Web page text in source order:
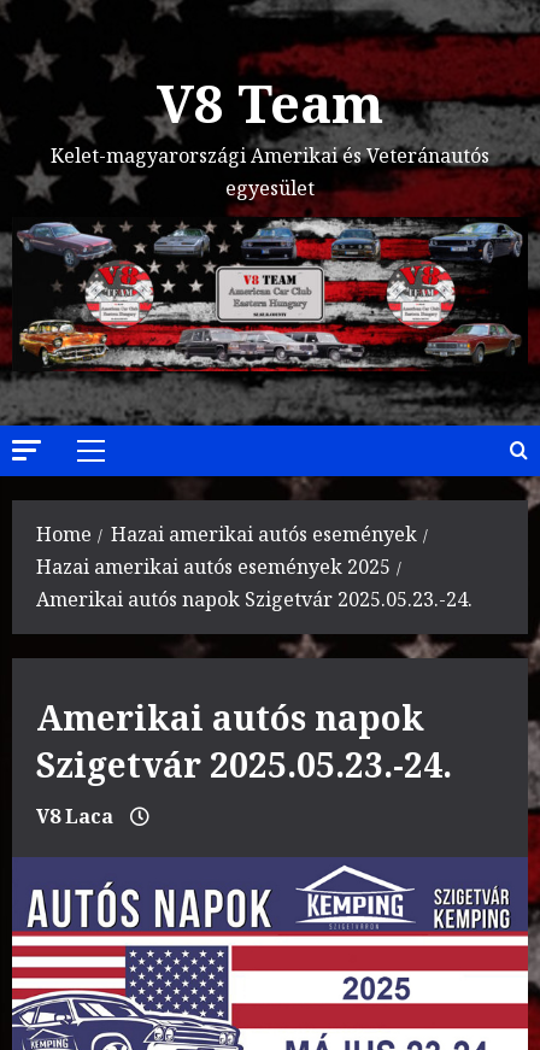
Skip
content
V8 Team
Kelet-magyarországi Amerikai és Veteránautós
egyesület
Primary
Home
Hazai amerikai autós események
Hazai amerikai autós események 2025
Amerikai autós napok Szigetvár 2025.05.23.-24.
Amerikai autós napok
Szigetvár 2025.05.23.-24.
V8 Laca